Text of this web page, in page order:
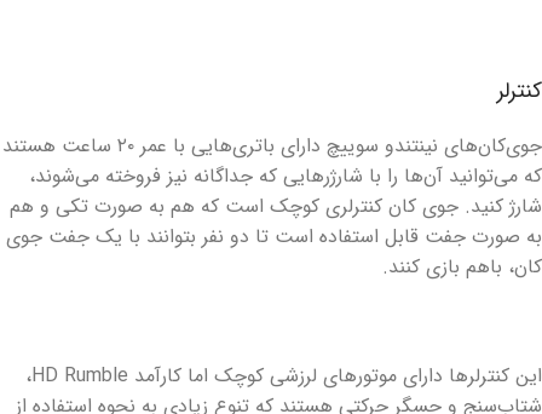
کنترلر
جوی‌کان‌های نینتندو سوییچ دارای باتری‌هایی با عمر ۲۰ ساعت هستند
که می‌توانید آن‌ها را با شارژر‌هایی که جداگانه نیز فروخته می‌شوند،
شارژ کنید. جوی کان کنترلری کوچک است که هم به صورت تکی و هم
به صورت جفت قابل استفاده است تا دو نفر بتوانند با یک جفت جوی
کان، باهم بازی کنند.
این کنترلرها دارای موتورهای لرزشی کوچک اما کارآمد HD Rumble،
شتاب‌سنج و حسگر حرکتی هستند که تنوع زیادی به نحوه استفاده از